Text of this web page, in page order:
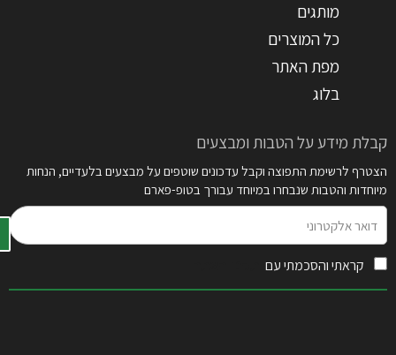
מותגים
כל המוצרים
מפת האתר
בלוג
קבלת מידע על הטבות ומבצעים
הצטרף לרשימת התפוצה וקבל עדכונים שוטפים על מבצעים בלעדיים, הנחות
מיוחדות והטבות שנבחרו במיוחד עבורך בטופ-פארם
אלקטרוני
קראתי והסכמתי עם